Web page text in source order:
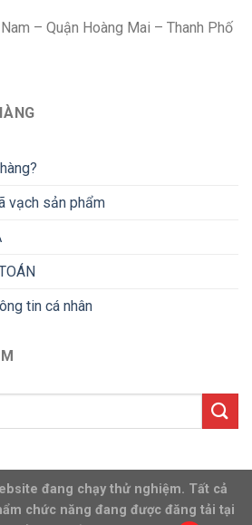
– Quận Hoàng Mai – Thanh Phố
vạch sản phẩm
tin cá nhân
đang chạy thử nghiệm. Tất cả
chức năng đang được đăng tải tại